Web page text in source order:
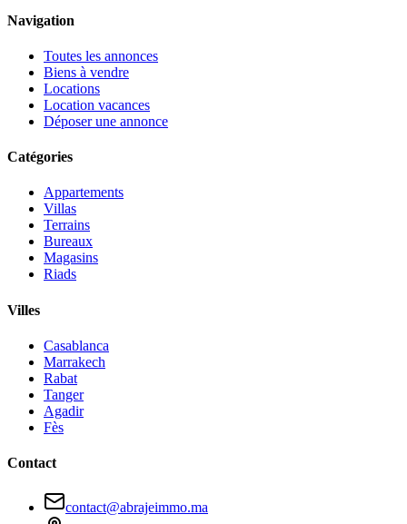
Navigation
Toutes les annonces
Biens à vendre
Locations
Location vacances
Déposer une annonce
Catégories
Appartements
Villas
Terrains
Bureaux
Magasins
Riads
Villes
Casablanca
Marrakech
Rabat
Tanger
Agadir
Fès
Contact
contact@abrajeimmo.ma